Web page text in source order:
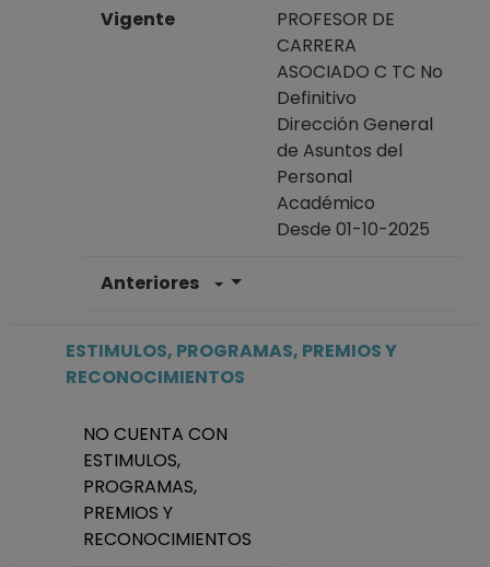
Vigente
PROFESOR DE
CARRERA
ASOCIADO C TC No
Definitivo
Dirección General
de Asuntos del
Personal
Académico
Desde 01-10-2025
Anteriores
Escuela Nacional
ESTIMULOS, PROGRAMAS, PREMIOS Y
RECONOCIMIENTOS
NO CUENTA CON
ESTIMULOS,
PROGRAMAS,
PREMIOS Y
RECONOCIMIENTOS